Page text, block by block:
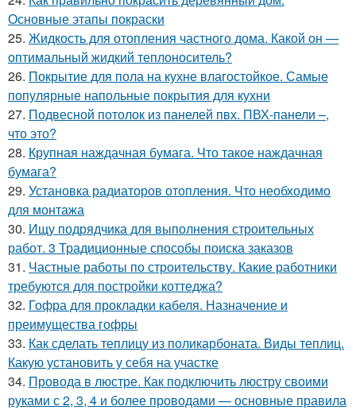
Основные этапы покраски
25. Жидкость для отопления частного дома. Какой он —
оптимальный жидкий теплоноситель?
26. Покрытие для пола на кухне влагостойкое. Самые
популярные напольные покрытия для кухни
27. Подвесной потолок из панелей пвх. ПВХ-панели –,
что это?
28. Крупная наждачная бумага. Что такое наждачная
бумага?
29. Установка радиаторов отопления. Что необходимо
для монтажа
30. Ищу подрядчика для выполнения строительных
работ. 3 Традиционные способы поиска заказов
31. Частные работы по строительству. Какие работники
требуются для постройки коттеджа?
32. Гофра для прокладки кабеля. Назначение и
преимущества гофры
33. Как сделать теплицу из поликарбоната. Виды теплиц.
Какую установить у себя на участке
34. Провода в люстре. Как подключить люстру своими
руками с 2, 3, 4 и более проводами — основные правила